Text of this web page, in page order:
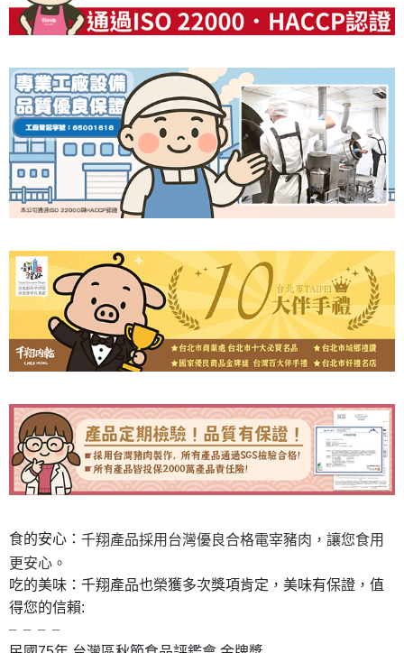
食的安心： 千翔產品採用台灣優良合格電宰豬肉，讓您食用
更安心。
吃的美味：千翔產品也榮獲多次獎項肯定，美味有保證，值
得您的信賴:
╴╴╴╴